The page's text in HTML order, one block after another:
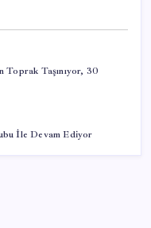
Toprak Taşınıyor, 30
İle Devam Ediyor